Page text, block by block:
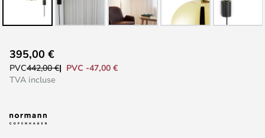
to
the
the
395,00 €
PVC442,00 €
PVC -47,00 €
TVA incluse